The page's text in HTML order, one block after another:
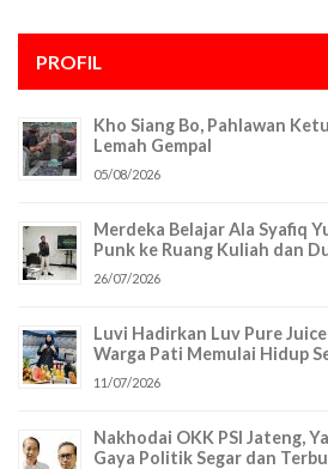
PROFIL
Kho Siang Bo, Pahlawan
Lemah Gempal
05/08/2026
Merdeka Belajar Ala Syafiq
Punk ke Ruang Kuliah dan
26/07/2026
Luvi Hadirkan Luv Pure
Warga Pati Memulai Hidup
11/07/2026
Nakhodai OKK PSI Jateng,
Gaya Politik Segar dan